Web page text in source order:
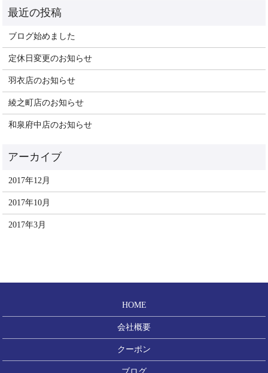
ブログ始めました
定休日変更のお知らせ
羽衣店のお知らせ
綾之町店のお知らせ
和泉府中店のお知らせ
2017年12月
2017年10月
2017年3月
HOME
会社概要
クーポン